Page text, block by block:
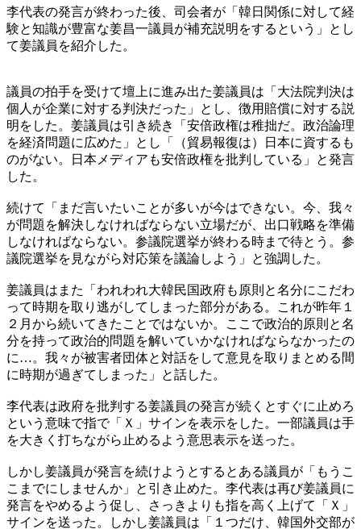
李代表の発言が終わった後、司会者が「韓日関係に対して経
験と知識が豊富な姜昌一議員が補充説明をするという」とし
て姜議員を紹介した。
議員の拍手を受けて壇上に進み出た姜議員は「大法院判決は
個人が企業に対する判決だった」とし、徴用賠償に対する説
明をした。姜議員は引き続き「安倍政権は稚拙だ。政治論理
を経済問題に広めた」とし「（貿易報復は）日本に資するも
のがない。日本メディアも安倍政権を批判している」と発言
した。
続けて「まだ言いたいことが多いが今はできない。今、我々
が問題を解決しなければならない立場だが、出口戦略を準備
しなければならない。参議院選挙が終わる時まで待とう。参
議院選挙を見ながら対応策を議論しよう」と強調した。
姜議員はまた「われわれ大韓民国政府も原則と名分にこだわ
って時期を取り逃がしてしまった部分がある。これが昨年１
２月から続いてきたことではないか。ここで政治的原則と名
分を持って政治的問題を解いていかなければならなかったの
に…。我々が被害者団体と対話をして意見を取りまとめる間
に時期が過ぎてしまった」と話した。
李代表は政府を批判する姜議員の発言が続くとすぐに止めろ
という意味で指で「Ｘ」サインを表示をした。一部議員は手
を大きく打ちながら止めるよう意思表示を送った。
しかし姜議員が発言を続けようとするとある議員が「もうこ
こまでにしませんか」と引き止めた。李代表は再び姜議員に
発言をやめるよう促し、さっきよりも指を高く上げて「Ｘ」
サインを送った。しかし姜議員は「１つだけ、韓国外交部が